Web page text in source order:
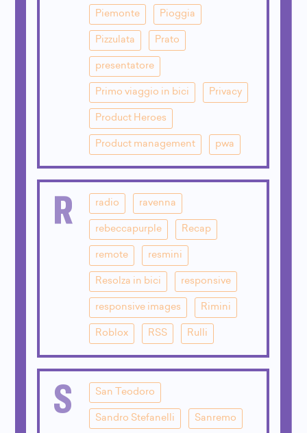
Piemonte Pioggia
Pizzulata Prato
presentatore
Primo viaggio in bici Privacy
Product Heroes
Product management pwa
R radio ravenna
rebeccapurple Recap
remote resmini
Resolza in bici responsive
responsive images Rimini
Roblox RSS Rulli
S San Teodoro
Sandro Stefanelli Sanremo